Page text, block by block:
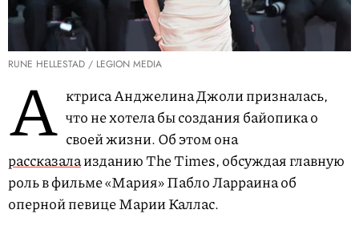
RUNE HELLESTAD / LEGION MEDIA
А ктриса Анджелина Джоли призналась,
что не хотела бы создания байопика о
своей жизни. Об этом она
рассказалаизданию The Times, обсуждая главную
роль в фильме «Мария» Пабло Ларраина об
оперной певице Марии Каллас.